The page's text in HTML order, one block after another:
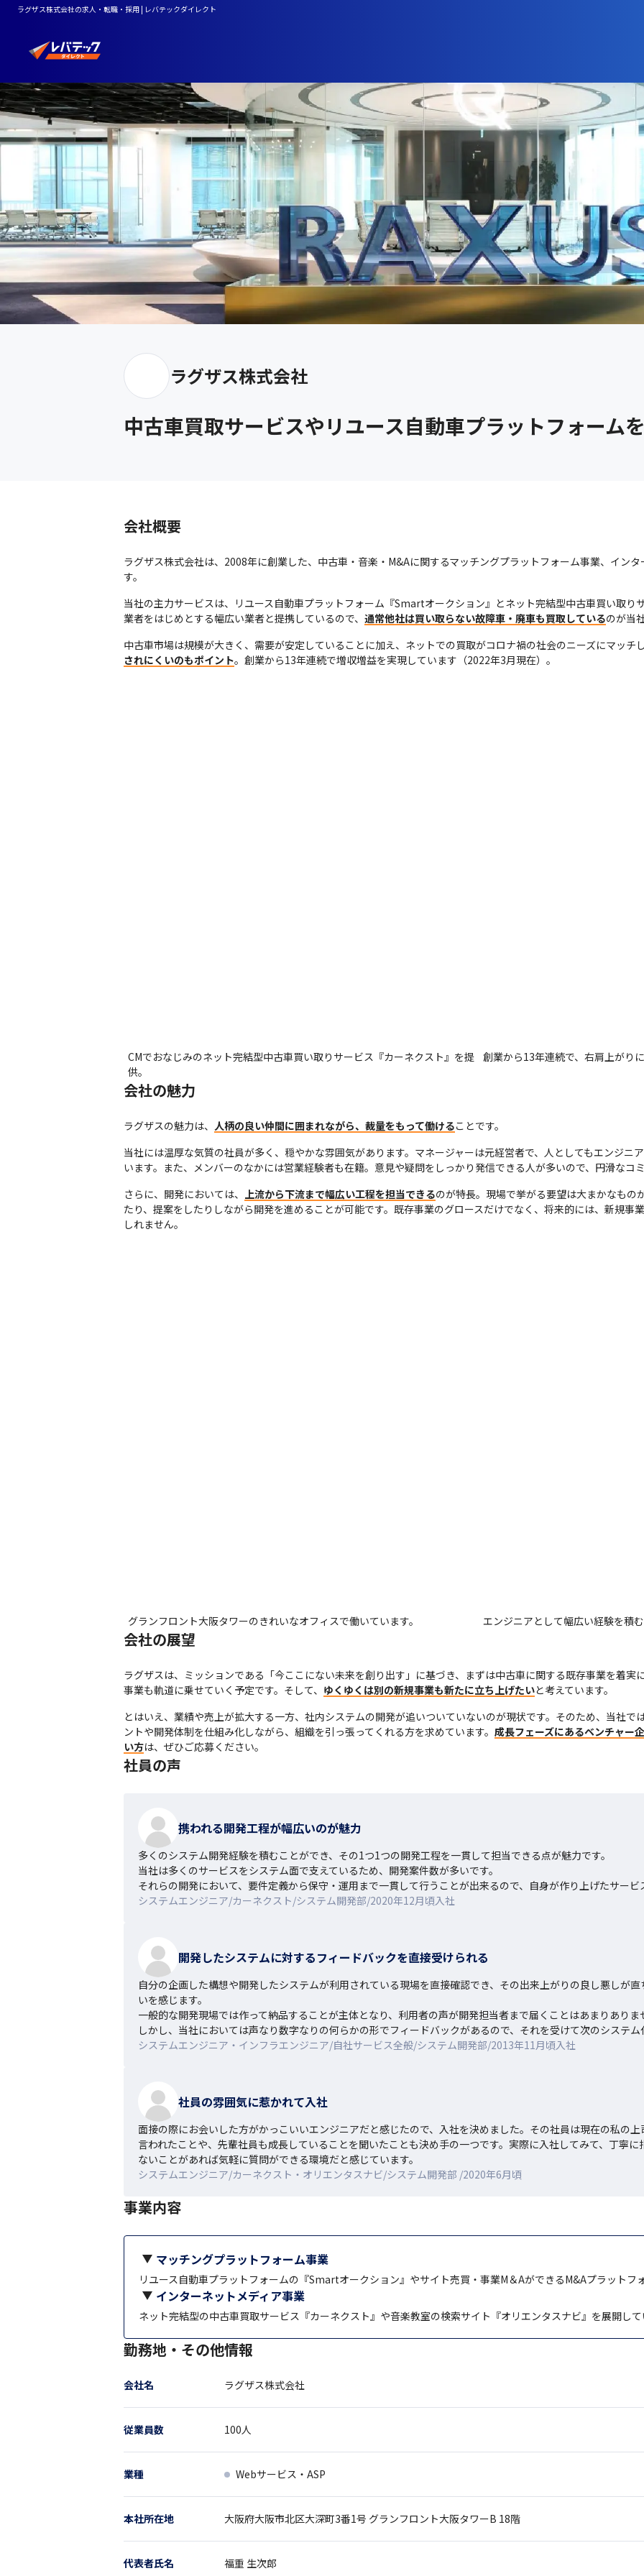
ラグザス株式会社の求人・転職・採用 | レバテックダイレクト
ラグザス株式会社
中古車買取サービスやリユース自動車プラットフォーム
会社概要
ラグザス株式会社は、2008年に創業した、中古車・音楽・M&Aに関するマッチングプラットフォーム事業、イン
す。
当社の主力サービスは、リユース自動車プラットフォーム『Smartオークション』とネット完結型中古車買い取り
業者をはじめとする幅広い業者と提携しているので、 通常他社は買い取らない故障車・廃車も買取しているのが当
中古車市場は規模が大きく、需要が安定していることに加え、ネットでの買取がコロナ禍の社会のニーズにマッチ
されにくいのもポイント。創業から13年連続で増収増益を実現しています（2022年3月現在）。
CMでおなじみのネット完結型中古車買い取りサービス『カーネクスト』を提
供。
創業から13年連続で、右肩上がり
会社の魅力
ラグザスの魅力は、 人柄の良い仲間に囲まれながら、裁量をもって働けることです。
当社には温厚な気質の社員が多く、穏やかな雰囲気があります。マネージャーは元経営者で、人としてもエンジニ
います。また、メンバーのなかには営業経験者も在籍。意見や疑問をしっかり発信できる人が多いので、円滑なコ
さらに、開発においては、 上流から下流まで幅広い工程を担当できるのが特長。現場で挙がる要望は大まかなもの
たり、提案をしたりしながら開発を進めることが可能です。既存事業のグロースだけでなく、将来的には、新規事
しれません。
グランフロント大阪タワーのきれいなオフィスで働いています。 エンジニアとして幅広い経験を積
会社の展望
ラグザスは、ミッションである「今ここにない未来を創り出す」に基づき、まずは中古車に関する既存事業を着実
事業も軌道に乗せていく予定です。そして、 ゆくゆくは別の新規事業も新たに立ち上げたいと考えています。
とはいえ、業績や売上が拡大する一方、社内システムの開発が追いついていないのが現状です。そのため、当社で
ントや開発体制を仕組み化しながら、組織を引っ張ってくれる方を求めています。 成長フェーズにあるベンチャー
い方は、ぜひご応募ください。
社員の声
携われる開発工程が幅広いのが魅力
多くのシステム開発経験を積むことができ、その1つ1つの開発工程を一貫して担当できる点が魅力です。
当社は多くのサービスをシステム面で支えているため、開発案件数が多いです。
それらの開発において、要件定義から保守・運用まで一貫して行うことが出来るので、自身が作り上げたサービ
システムエンジニア/カーネクスト/システム開発部/2020年12月頃入社
開発したシステムに対するフィードバックを直接受けられる
自分の企画した構想や開発したシステムが利用されている現場を直接確認でき、その出来上がりの良し悪しが
いを感じます。
一般的な開発現場では作って納品することが主体となり、利用者の声が開発担当者まで届くことはあまりありま
しかし、当社においては声なり数字なりの何らかの形でフィードバックがあるので、それを受けて次のシステム
システムエンジニア・インフラエンジニア/自社サービス全般/システム開発部/2013年11月頃入社
社員の雰囲気に惹かれて入社
面接の際にお会いした方がかっこいいエンジニアだと感じたので、入社を決めました。その社員は現在の私の
言われたことや、先輩社員も成長していることを聞いたことも決め手の一つです。実際に入社してみて、丁寧
ないことがあれば気軽に質問ができる環境だと感じています。
システムエンジニア/カーネクスト・オリエンタスナビ/システム開発部 /2020年6月頃
事業内容
マッチングプラットフォーム事業
リユース自動車プラットフォームの『Smartオークション』やサイト売買・事業M＆AができるM&Aプラットフ
インターネットメディア事業
ネット完結型の中古車買取サービス『カーネクスト』や音楽教室の検索サイト『オリエンタスナビ』を展開して
勤務地・その他情報
会社名 ラグザス株式会社
従業員数 100人
業種 Webサービス・ASP
本社所在地 大阪府大阪市北区大深町3番1号 グランフロント大阪タワーB 18階
代表者氏名 福重 生次郎